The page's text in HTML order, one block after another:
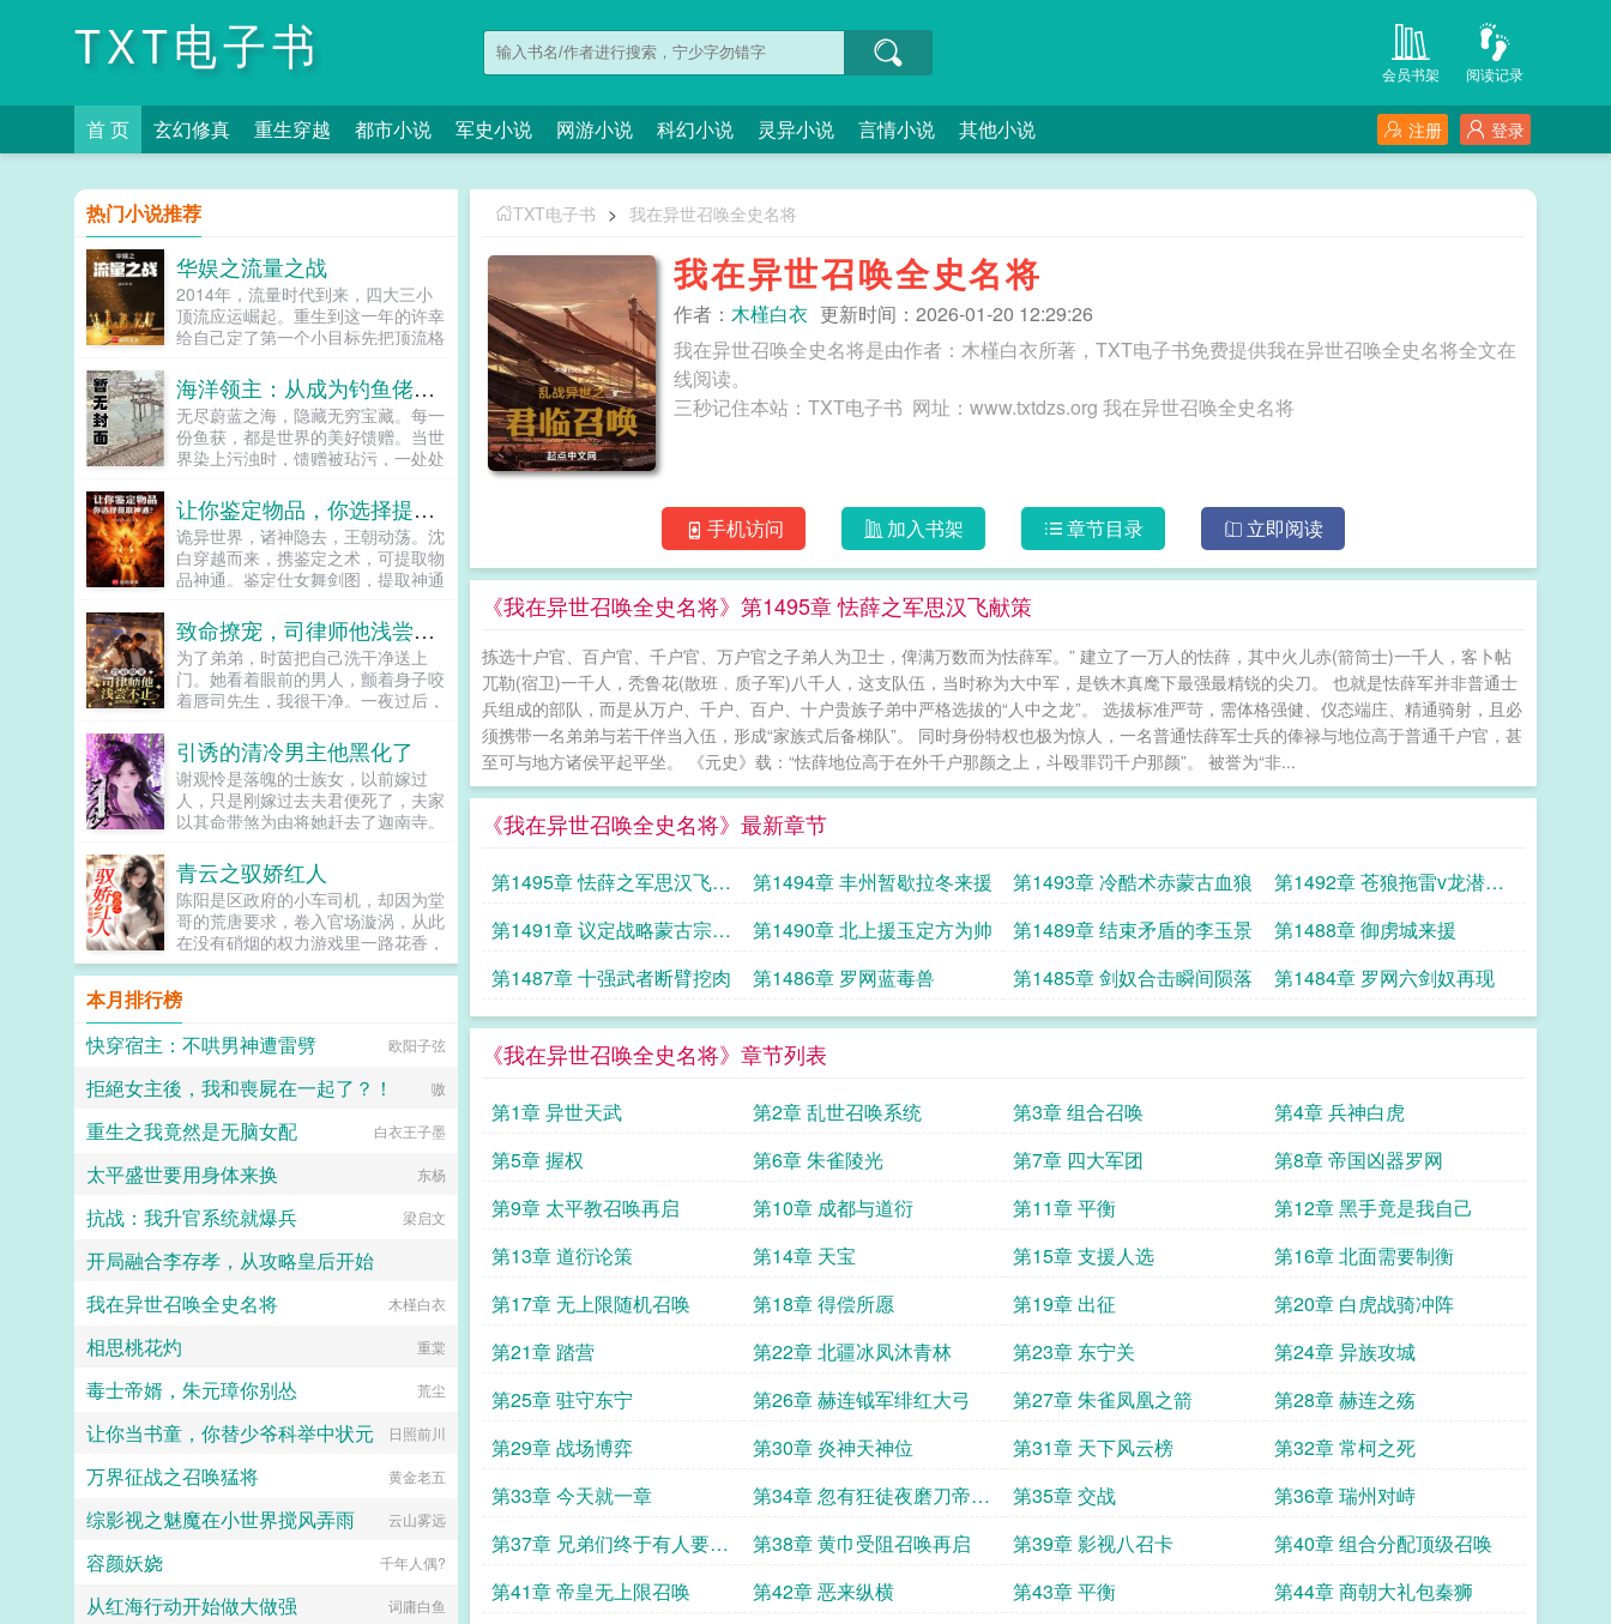
TXT电子书 阅读记录
会员书架
首 页 玄幻修真 重生穿越 都市小说 军史小说 网游小说 科幻小说 灵异小说 言情小说 其他小说 登录
注册
TXT电子书 > 我在异世召唤全史名将
我在异世召唤全史名将
作者： 木槿白衣 更新时间：2026-01-20 12:29:26
我在异世召唤全史名将是由作者：木槿白衣所著，TXT电子书免费提供我在异世召唤全史名将全文在
线阅读。
三秒记住本站：TXT电子书 网址：www.txtdzs.org 我在异世召唤全史名将
手机访问 加入书架 章节目录 立即阅读
《我在异世召唤全史名将》第1495章 怯薛之军思汉飞献策
拣选十户官、百户官、千户官、万户官之子弟人为卫士，俾满万数而为怯薛军。” 建立了一万人的怯薛，其中火儿赤(箭筒士)一千人，客卜帖
兀勒(宿卫)一千人，秃鲁花(散班﹐质子军)八千人，这支队伍，当时称为大中军，是铁木真麾下最强最精锐的尖刀。 也就是怯薛军并非普通士
兵组成的部队，而是从万户、千户、百户、十户贵族子弟中严格选拔的“人中之龙”。 选拔标准严苛，需体格强健、仪态端庄、精通骑射，且必
须携带一名弟弟与若干伴当入伍，形成“家族式后备梯队”。 同时身份特权也极为惊人，一名普通怯薛军士兵的俸禄与地位高于普通千户官，甚
至可与地方诸侯平起平坐。 《元史》载：“怯薛地位高于在外千户那颜之上，斗殴罪罚千户那颜”。 被誉为“非...
《我在异世召唤全史名将》最新章节
第1495章 怯薛之军思汉飞献
策
第1494章 丰州暂歇拉冬来援 第1493章 冷酷术赤蒙古血狼
第1492章 苍狼拖雷v龙潜赵
大
第1491章 议定战略蒙古宗王
思汉飞
第1490章 北上援玉定方为帅 第1489章 结束矛盾的李玉景
第1488章 御虏城来援
第1487章 十强武者断臂挖肉
第1486章 罗网蓝毒兽 第1485章 剑奴合击瞬间陨落 第1484章 罗网六剑奴再现
《我在异世召唤全史名将》章节列表
第1章 异世天武 第2章 乱世召唤系统 第3章 组合召唤
第4章 兵神白虎
第5章 握权
第6章 朱雀陵光 第7章 四大军团
第8章 帝国凶器罗网
第9章 太平教召唤再启
第10章 成都与道衍 第11章 平衡
第12章 黑手竟是我自己
第13章 道衍论策
第14章 天宝 第15章 支援人选
第16章 北面需要制衡
第17章 无上限随机召唤
第18章 得偿所愿 第19章 出征
第20章 白虎战骑冲阵
第21章 踏营
第22章 北疆冰凤沐青林 第23章 东宁关
第24章 异族攻城
第25章 驻守东宁
第26章 赫连钺军绯红大弓 第27章 朱雀凤凰之箭
第28章 赫连之殇
第29章 战场博弈
第30章 炎神天神位 第31章 天下风云榜
第32章 常柯之死
第33章 今天就一章
第34章 忽有狂徒夜磨刀帝星
飘摇荧惑高
第35章 交战
第36章 瑞州对峙
第37章 兄弟们终于有人要我
了
第38章 黄巾受阻召唤再启 第39章 影视八召卡
第40章 组合分配顶级召唤
第41章 帝皇无上限召唤
第42章 恶来纵横 第43章 平衡
第44章 商朝大礼包秦狮
热门小说推荐
华娱之流量之战
2014年，流量时代到来，四大三小
顶流应运崛起。重生到这一年的许幸
给自己定了第一个小目标先把顶流格
都有好姐姐，还有灵活的上进心，通
过努力奋斗，一打七不难吧！奋斗什
么？早就给你安排好了。不是，我不
能躺平，让我起来撕！本书又名一开
始我是想奋斗的我确实奋斗了我的剑
海洋领主：从成为钓鱼佬开始
无尽蔚蓝之海，隐藏无穷宝藏。每一
份鱼获，都是世界的美好馈赠。当世
界染上污浊时，馈赠被玷污，一处处
灭之际，一群渔者被召唤而来。这是
渔者也是愚者的故事。浓缩版一切从
挥动鱼竿成为钓鱼佬开始。苏忘
SO？长着8只眼睛3条腿的鱼到底能
不能吃？在线等，挺急的。...
让你鉴定物品，你选择提取神通？
诡异世界，诸神隐去，王朝动荡。沈
白穿越而来，携鉴定之术，可提取物
品神通。鉴定仕女舞剑图，提取神通
拳鉴定残破将军塑像，提取神通穿杨
箭染血塑像，借寿槐树，报恩狐女当
沈白携万千神通降临时，身后是数不
尽的诡异残骸。屈指一弹，便是白气
化剑，斩万丈桃林。怎么回事，你们
啊！...
致命撩宠，司律师他浅尝不止
为了弟弟，时茵把自己洗干净送上
门。她看着眼前的男人，颤着身子咬
着唇司先生，我很干净。一夜过后，
扬镳。然而，再次被男人救下时，她
却被男人堵在墙角，冷淡矜贵的男人
掸了掸烟灰，仿佛随口问道时茵，我
救了你，你打算怎么感谢我。他救她
三次，她搭上一辈子。时茵以为这是
兔，隐忍多时。对于司危来说，爱一
个人就是从渴望开始，他渴望时茵许
久，爱她一生。...
引诱的清冷男主他黑化了
谢观怜是落魄的士族女，以前嫁过
人，只是刚嫁过去夫君便死了，夫家
以其命带煞为由将她赶去了迦南寺。
而望，表现得十分凄惨，只为了吸引
自幼就喜欢的禁欲佛子。为了...
青云之驭娇红人
陈阳是区政府的小车司机，却因为堂
哥的荒唐要求，卷入官场漩涡，从此
在没有硝烟的权力游戏里一路花香，
平步青云。...
本月排行榜
快穿宿主：不哄男神遭雷劈
欧阳子弦
拒絕女主後，我和喪屍在一起了？！ 嗷
重生之我竟然是无脑女配 白衣王子墨
太平盛世要用身体来换 东杨
抗战：我升官系统就爆兵 梁启文
开局融合李存孝，从攻略皇后开始
愤怒的小疯子
我在异世召唤全史名将 木槿白衣
相思桃花灼 重棠
毒士帝婿，朱元璋你别怂 荒尘
让你当书童，你替少爷科举中状元 日照前川
万界征战之召唤猛将 黄金老五
综影视之魅魔在小世界搅风弄雨 云山雾远
容颜妖娆 千年人偶?
从红海行动开始做大做强 词庸白鱼